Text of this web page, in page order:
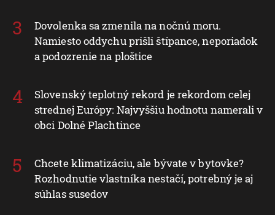
Dovolenka sa zmenila na nočnú moru.
Namiesto oddychu prišli štípance, neporiadok
a podozrenie na ploštice
Slovenský teplotný rekord je rekordom celej
strednej Európy: Najvyššiu hodnotu namerali v
obci Dolné Plachtince
Chcete klimatizáciu, ale bývate v bytovke?
Rozhodnutie vlastníka nestačí, potrebný je aj
súhlas susedov